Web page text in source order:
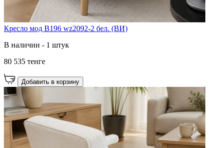
Кресло мод B196 wz2092-2 бел. (ВИ)
В наличии - 1 штук
80 535 тенге
Добавить в корзину